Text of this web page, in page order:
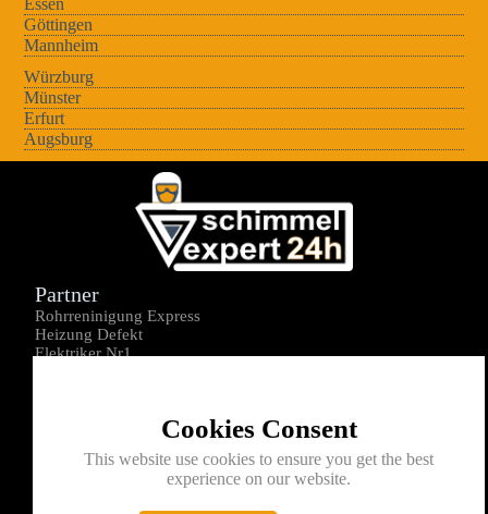
Essen
Göttingen
Mannheim
Würzburg
Münster
Erfurt
Augsburg
Cookies Consent
This website use cookies to ensure you get the best
experience on our website.
Partner
Rohrreninigung Express
Heizung Defekt
Elektriker Nr1
Kontakt